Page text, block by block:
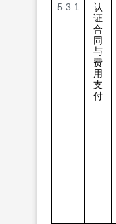
5.3.1
认
证
合
同
与
费
用
支
付